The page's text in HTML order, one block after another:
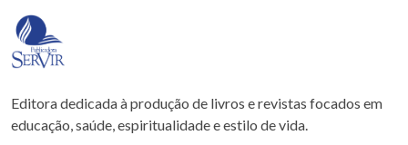
Editora dedicada à produção de livros e revistas focados em
educação, saúde, espiritualidade e estilo de vida.